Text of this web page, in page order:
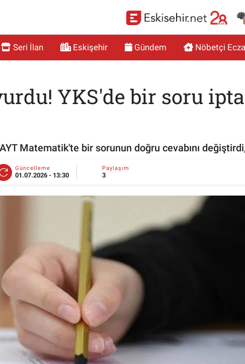
Seri İlan Eskişehir Gündem Nöbetçi
YKS'de bir soru
Matematik'te bir sorunun doğru cevabını
Güncelleme
01.07.2026 - 13:30
Paylaşım
3